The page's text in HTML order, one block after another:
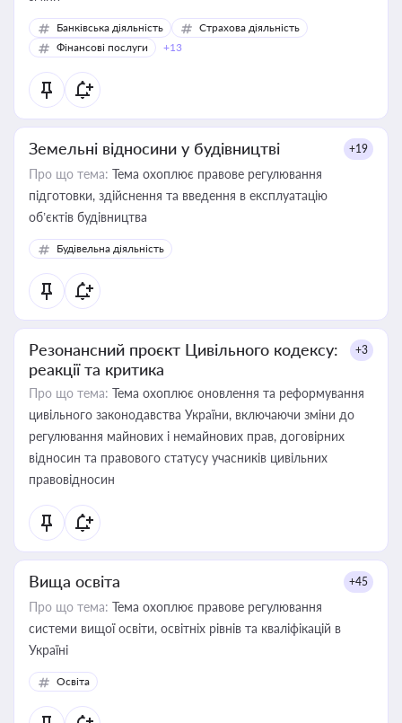
Банківська діяльність
Страхова діяльність
Фінансові послуги
+13
Земельні відносини у будівництві +19
Про що тема: Тема охоплює правове регулювання
підготовки, здійснення та введення в експлуатацію
об’єктів будівництва
Будівельна діяльність
Резонансний проєкт Цивільного кодексу:
реакції та критика
+3
Про що тема: Тема охоплює оновлення та реформування
цивільного законодавства України, включаючи зміни до
регулювання майнових і немайнових прав, договірних
відносин та правового статусу учасників цивільних
правовідносин
Вища освіта +45
Про що тема: Тема охоплює правове регулювання
системи вищої освіти, освітніх рівнів та кваліфікацій в
Україні
Освіта